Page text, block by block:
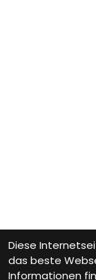
Diese
das beste
Informationen